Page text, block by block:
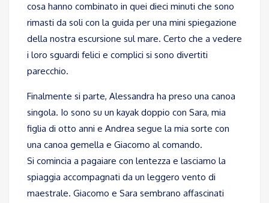
cosa hanno combinato in quei dieci minuti che sono
rimasti da soli con la guida per una mini spiegazione
della nostra escursione sul mare. Certo che a vedere
i loro sguardi felici e complici si sono divertiti
parecchio.
Finalmente si parte, Alessandra ha preso una canoa
singola. Io sono su un kayak doppio con Sara, mia
figlia di otto anni e Andrea segue la mia sorte con
una canoa gemella e Giacomo al comando.
Si comincia a pagaiare con lentezza e lasciamo la
spiaggia accompagnati da un leggero vento di
maestrale. Giacomo e Sara sembrano affascinati